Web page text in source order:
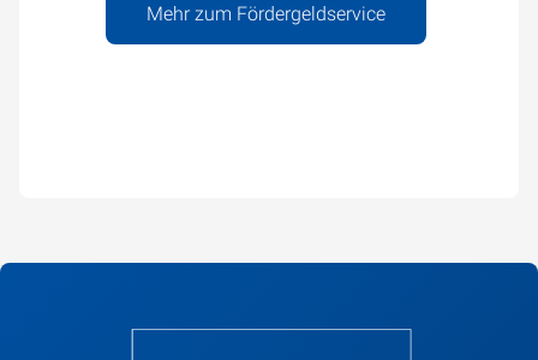
Mehr zum Fördergeldservice